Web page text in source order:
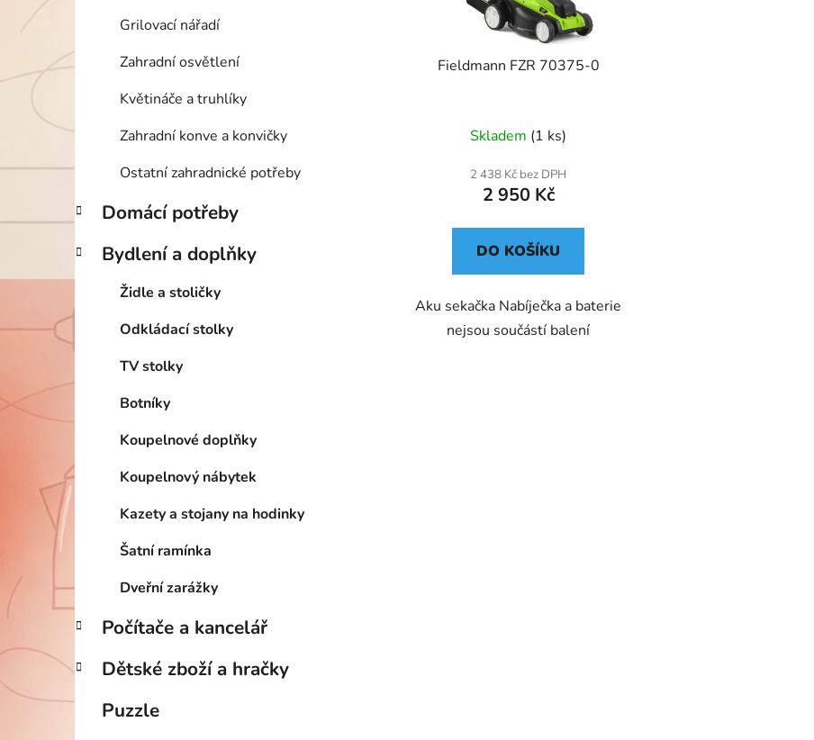
Grilovací nářadí
Zahradní osvětlení
Květináče a truhlíky
Zahradní konve a konvičky
Ostatní zahradnické potřeby
Domácí potřeby
Bydlení a doplňky
Židle a stoličky
Odkládací stolky
TV stolky
Botníky
Koupelnové doplňky
Koupelnový nábytek
Kazety a stojany na hodinky
Šatní ramínka
Dveřní zarážky
Počítače a kancelář
Dětské zboží a hračky
Puzzle
Fieldmann FZR 70375-0
Skladem (1 ks)
2 438 Kč bez DPH
2 950 Kč
DO KOŠÍKU
Aku sekačka Nabíječka a baterie
nejsou součástí balení